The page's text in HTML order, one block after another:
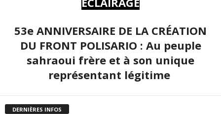
53e ANNIVERSAIRE DE LA CRÉATION
DU FRONT POLISARIO : Au peuple
sahraoui frère et à son unique
représentant légitime
DERNIÈRES INFOS